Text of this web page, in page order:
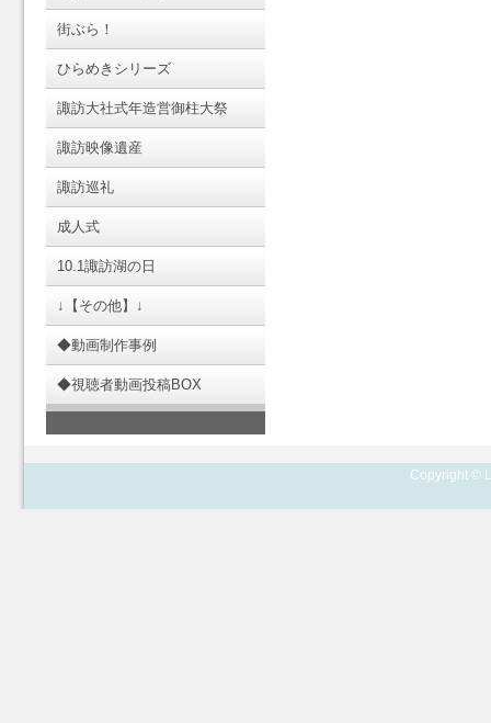
街ぶら！
ひらめきシリーズ
諏訪大社式年造営御柱大祭
諏訪映像遺産
諏訪巡礼
成人式
10.1諏訪湖の日
↓【その他】↓
◆動画制作事例
◆視聴者動画投稿BOX
Copyright ©